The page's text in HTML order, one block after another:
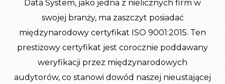
Data System, jako jedna z nielicznych firm w
swojej branży, ma zaszczyt posiadać
międzynarodowy certyfikat ISO 9001:2015. Ten
prestiżowy certyfikat jest corocznie poddawany
weryfikacji przez międzynarodowych
audytorów, co stanowi dowód naszej nieustającej